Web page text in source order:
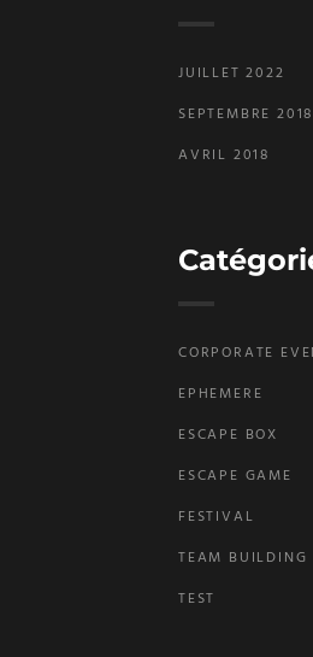
JUILLET 2022
SEPTEMBRE 2018
AVRIL 2018
CORPORATE
EPHEMERE
ESCAPE BOX
ESCAPE GAME
FESTIVAL
TEAM BUILDING
TEST